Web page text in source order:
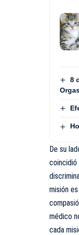
8
De su
coincidió
misión
médico
cada